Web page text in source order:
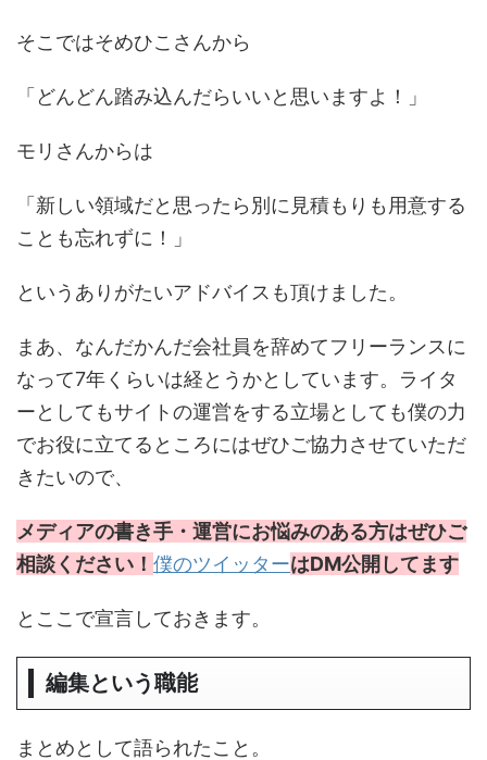
そこではそめひこさんから
「どんどん踏み込んだらいいと思いますよ！」
モリさんからは
「新しい領域だと思ったら別に見積もりも用意する
ことも忘れずに！」
というありがたいアドバイスも頂けました。
まあ、なんだかんだ会社員を辞めてフリーランスに
なって7年くらいは経とうかとしています。ライタ
ーとしてもサイトの運営をする立場としても僕の力
でお役に立てるところにはぜひご協力させていただ
きたいので、
メディアの書き手・運営にお悩みのある方はぜひご
相談ください！ 僕のツイッターはDM公開してます
とここで宣言しておきます。
編集という職能
まとめとして語られたこと。